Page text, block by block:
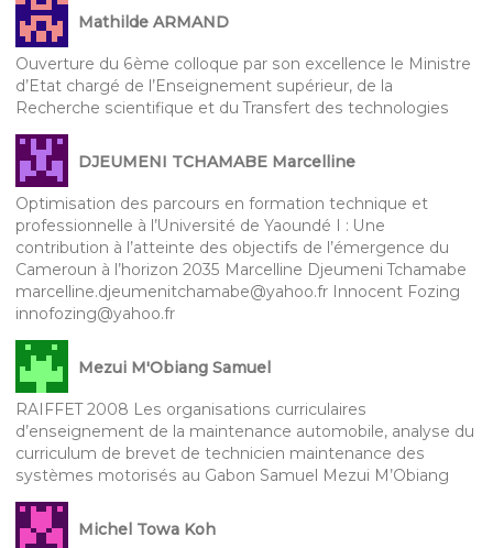
Mathilde ARMAND
Ouverture du 6ème colloque par son excellence le Ministre
d’Etat chargé de l’Enseignement supérieur, de la
Recherche scientifique et du Transfert des technologies
DJEUMENI TCHAMABE Marcelline
Optimisation des parcours en formation technique et
professionnelle à l’Université de Yaoundé I : Une
contribution à l’atteinte des objectifs de l’émergence du
Cameroun à l’horizon 2035 Marcelline Djeumeni Tchamabe
marcelline.djeumenitchamabe@yahoo.fr Innocent Fozing
innofozing@yahoo.fr
Mezui M'Obiang Samuel
RAIFFET 2008 Les organisations curriculaires
d’enseignement de la maintenance automobile, analyse du
curriculum de brevet de technicien maintenance des
systèmes motorisés au Gabon Samuel Mezui M’Obiang
Michel Towa Koh